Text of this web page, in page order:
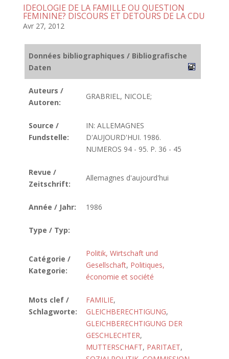
IDEOLOGIE DE LA FAMILLE OU QUESTION
FEMININE? DISCOURS ET DETOURS DE LA CDU
Avr 27, 2012
Données bibliographiques / Bibliografische
Daten
Auteurs /
Autoren:
GRABRIEL, NICOLE;
Source /
Fundstelle:
IN: ALLEMAGNES
D'AUJOURD'HUI. 1986.
NUMEROS 94 - 95. P. 36 - 45
Revue /
Zeitschrift:
Allemagnes d'aujourd'hui
Année / Jahr: 1986
Type / Typ:
Catégorie /
Kategorie:
Politik, Wirtschaft und
Gesellschaft, Politiques,
économie et société
Mots clef /
Schlagworte:
FAMILIE,
GLEICHBERECHTIGUNG,
GLEICHBERECHTIGUNG DER
GESCHLECHTER,
MUTTERSCHAFT, PARITAET,